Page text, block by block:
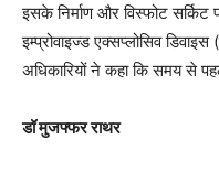
इसके निर्माण और विस्फोट
इम्प्रोवाइज्ड एक्सप्लोसिव
अधिकारियों ने कहा कि समय से
डॉ मुजफ्फर राथर